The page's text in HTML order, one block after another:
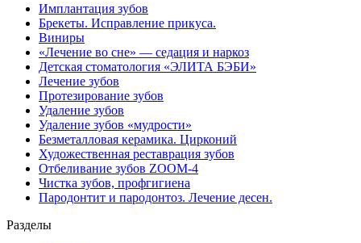
Имплантация зубов
Брекеты. Исправление прикуса.
Виниры
«Лечение во сне» — седация и наркоз
Детская стоматология «ЭЛИТА БЭБИ»
Лечение зубов
Протезирование зубов
Удаление зубов
Удаление зубов «мудрости»
Безметалловая керамика. Цирконий
Художественная реставрация зубов
Отбеливание зубов ZOOM-4
Чистка зубов, профгигиена
Пародонтит и пародонтоз. Лечение десен.
Разделы